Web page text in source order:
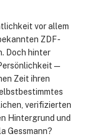
vor allem
ZDF-
Doch hinter
—
Zeit ihren
verifizierten
Hintergrund und
Gessmann?